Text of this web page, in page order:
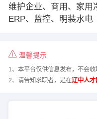
维护企业、商用、家用
ERP、监控、明装水电
温馨提示
1、本平台仅供信息发布，不会
2、请告知求职者，是在辽中人才